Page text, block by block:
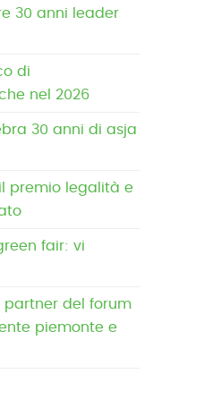
30 anni leader
di
nel 2026
30 anni di asja
premio legalità e
fair: vi
partner del forum
piemonte e